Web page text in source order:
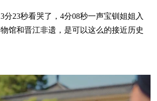
23秒看哭了，4分08秒一声宝钏姐姐入
馆和晋江非遗，是可以这么的接近历史